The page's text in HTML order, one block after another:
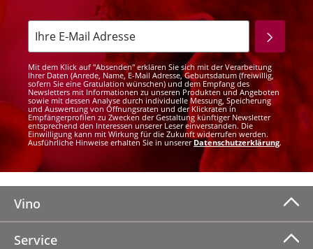
Mit dem Klick auf "Absenden" erklären Sie sich mit der Verarbeitung
Ihrer Daten (Anrede, Name, E-Mail Adresse, Geburtsdatum (freiwillig,
sofern Sie eine Gratulation wünschen) und dem Empfang des
Newsletters mit Informationen zu unseren Produkten und Angeboten
sowie mit dessen Analyse durch individuelle Messung, Speicherung
und Auswertung von Öffnungsraten und der Klickraten in
Empfängerprofilen zu Zwecken der Gestaltung künftiger Newsletter
entsprechend den Interessen unserer Leser einverstanden. Die
Einwilligung kann mit Wirkung für die Zukunft widerrufen werden.
Ausführliche Hinweise erhalten Sie in unsererDatenschutzerklärung.
Vino
Service